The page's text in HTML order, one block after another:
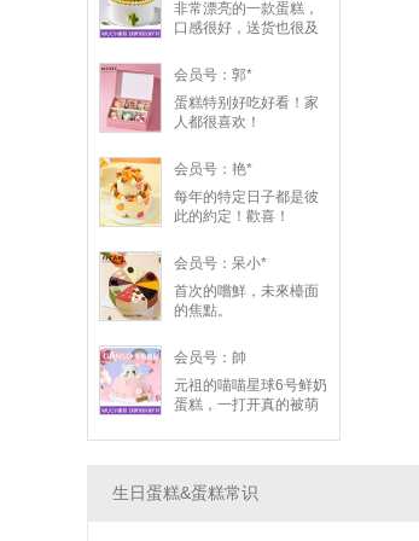
非常漂亮的一款蛋糕，
口感很好，送货也很及
谢谢！
会员号：郭*
蛋糕特别好吃好看！家
人都很喜欢！
会员号：艳*
每年的特定日子都是彼
此的約定！歡喜！
会员号：呆小*
首次的嚐鮮，未來檯面
的焦點。
会员号：帥
元祖的喵喵星球6号鲜奶
蛋糕，一打开真的被萌
睛，拍起来超好看。本
但普普，没想到口感意
外惊艳，动物鲜奶油吃
生日蛋糕&蛋糕常识